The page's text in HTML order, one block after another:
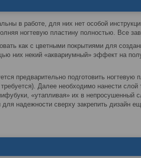
в работе, для них нет особой
ногтевую пластину полностью. Все
как с цветными покрытиями для
них некий «аквариумный» эффект на
предварительно подготовить ногтевую
Далее необходимо нанести слой
«утапливая» их в непросушенный
надежности сверху закрепить дизайн